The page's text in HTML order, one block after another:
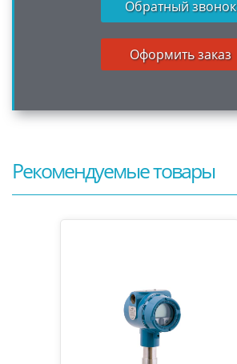
Обратный звонок
Оформить заказ
Рекомендуемые товары